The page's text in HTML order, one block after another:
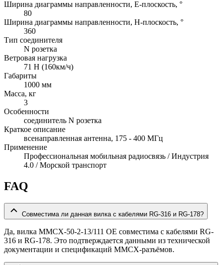
Ширина диаграммы направленности, E-плоскость, °
80
Ширина диаграммы направленности, H-плоскость, °
360
Тип соединителя
N розетка
Ветровая нагрузка
71 Н (160км/ч)
Габариты
1000 мм
Масса, кг
3
Особенности
соединитель N розетка
Краткое описание
всенаправленная антенна, 175 - 400 МГц
Применение
Профессиональная мобильная радиосвязь / Индустрия
4.0 / Морской транспорт
FAQ
Совместима ли данная вилка с кабелями RG-316 и RG-178?
Да, вилка MMCX-50-2-13/111 OE совместима с кабелями RG-
316 и RG-178. Это подтверждается данными из технической
документации и спецификаций MMCX-разъёмов.